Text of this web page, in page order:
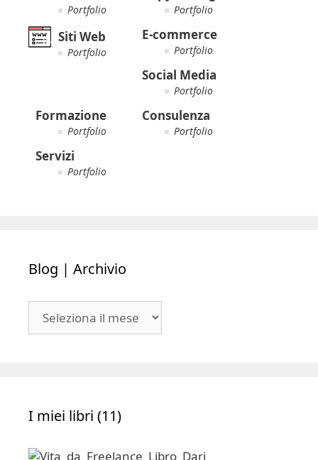
Portfolio Portfolio
Siti Web
Portfolio
E-commerce
Portfolio
Social Media
Portfolio
Formazione
Portfolio
Consulenza
Portfolio
Servizi
Portfolio
Blog | Archivio
I miei libri (11)